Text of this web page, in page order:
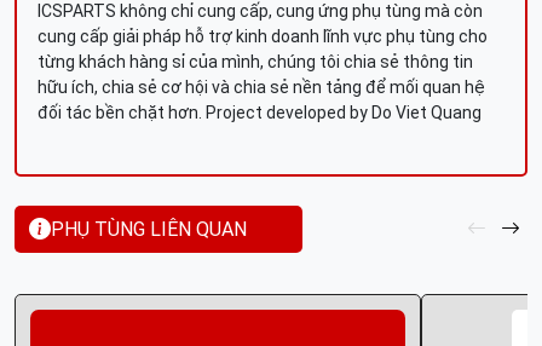
ICSPARTS không chỉ cung cấp, cung ứng phụ tùng mà còn
cung cấp giải pháp hỗ trợ kinh doanh lĩnh vực phụ tùng cho
từng khách hàng sỉ của mình, chúng tôi chia sẻ thông tin
hữu ích, chia sẻ cơ hội và chia sẻ nền tảng để mối quan hệ
đối tác bền chặt hơn. Project developed by Do Viet Quang
PHỤ TÙNG LIÊN QUAN